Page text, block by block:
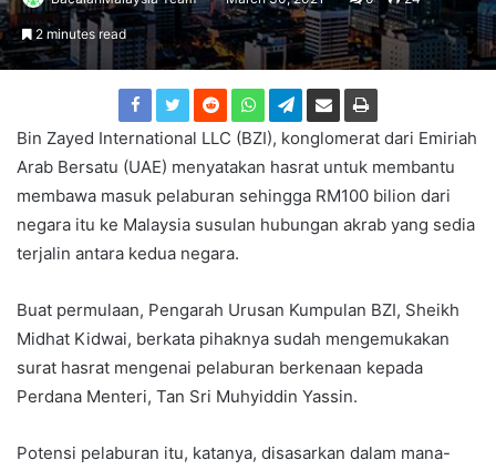
2 minutes read
Bin Zayed International LLC (BZI), konglomerat dari Emiriah
Arab Bersatu (UAE) menyatakan hasrat untuk membantu
membawa masuk pelaburan sehingga RM100 bilion dari
negara itu ke Malaysia susulan hubungan akrab yang sedia
terjalin antara kedua negara.
Buat permulaan, Pengarah Urusan Kumpulan BZI, Sheikh
Midhat Kidwai, berkata pihaknya sudah mengemukakan
surat hasrat mengenai pelaburan berkenaan kepada
Perdana Menteri, Tan Sri Muhyiddin Yassin.
Potensi pelaburan itu, katanya, disasarkan dalam mana-